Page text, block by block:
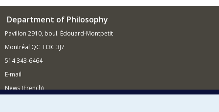
Department of Philosophy
Pavillon 2910, boul. Édouard-Montpetit
Montréal QC H3C 3J7
514 343-6464
E-mail
News (French)